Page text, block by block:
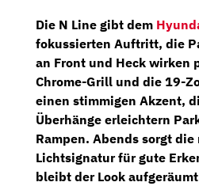
Die N Line gibt dem
fokussierten Auftritt, die
an Front und Heck wirken
Chrome-Grill und die 19-
einen stimmigen Akzent,
Überhänge erleichtern
Rampen. Abends sorgt die
Lichtsignatur für gute
bleibt der Look